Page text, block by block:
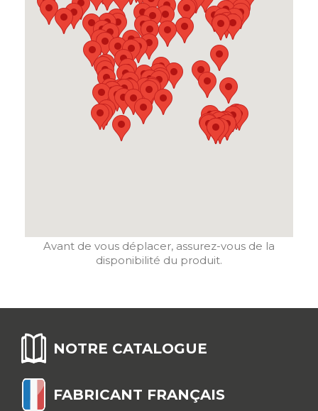
Avant de vous déplacer, assurez-vous de la
disponibilité du produit.
NOTRE CATALOGUE
FABRICANT FRANÇAIS